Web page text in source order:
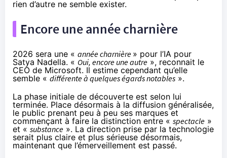
rien d’autre ne semble exister.
Encore une année charnière
2026 sera une « année charnière » pour l’IA pour
Satya Nadella. « Oui, encore une autre », reconnait le
CEO de Microsoft. Il estime cependant qu’elle
semble « différente à quelques égards notables ».
La phase initiale de découverte est selon lui
terminée. Place désormais à la diffusion généralisée,
le public prenant peu à peu ses marques et
commençant à faire la distinction entre « spectacle »
et « substance ». La direction prise par la technologie
serait plus claire et plus sérieuse désormais,
maintenant que l’émerveillement est passé.